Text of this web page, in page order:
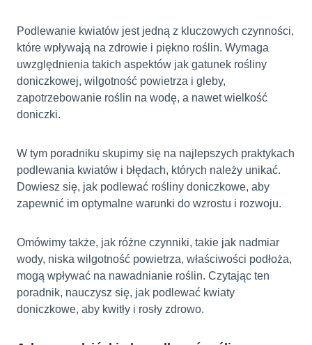
Podlewanie kwiatów jest jedną z kluczowych czynności,
które wpływają na zdrowie i piękno roślin. Wymaga
uwzględnienia takich aspektów jak gatunek rośliny
doniczkowej, wilgotność powietrza i gleby,
zapotrzebowanie roślin na wodę, a nawet wielkość
doniczki.
W tym poradniku skupimy się na najlepszych praktykach
podlewania kwiatów i błędach, których należy unikać.
Dowiesz się, jak podlewać rośliny doniczkowe, aby
zapewnić im optymalne warunki do wzrostu i rozwoju.
Omówimy także, jak różne czynniki, takie jak nadmiar
wody, niska wilgotność powietrza, właściwości podłoża,
mogą wpływać na nawadnianie roślin. Czytając ten
poradnik, nauczysz się, jak podlewać kwiaty
doniczkowe, aby kwitły i rosły zdrowo.